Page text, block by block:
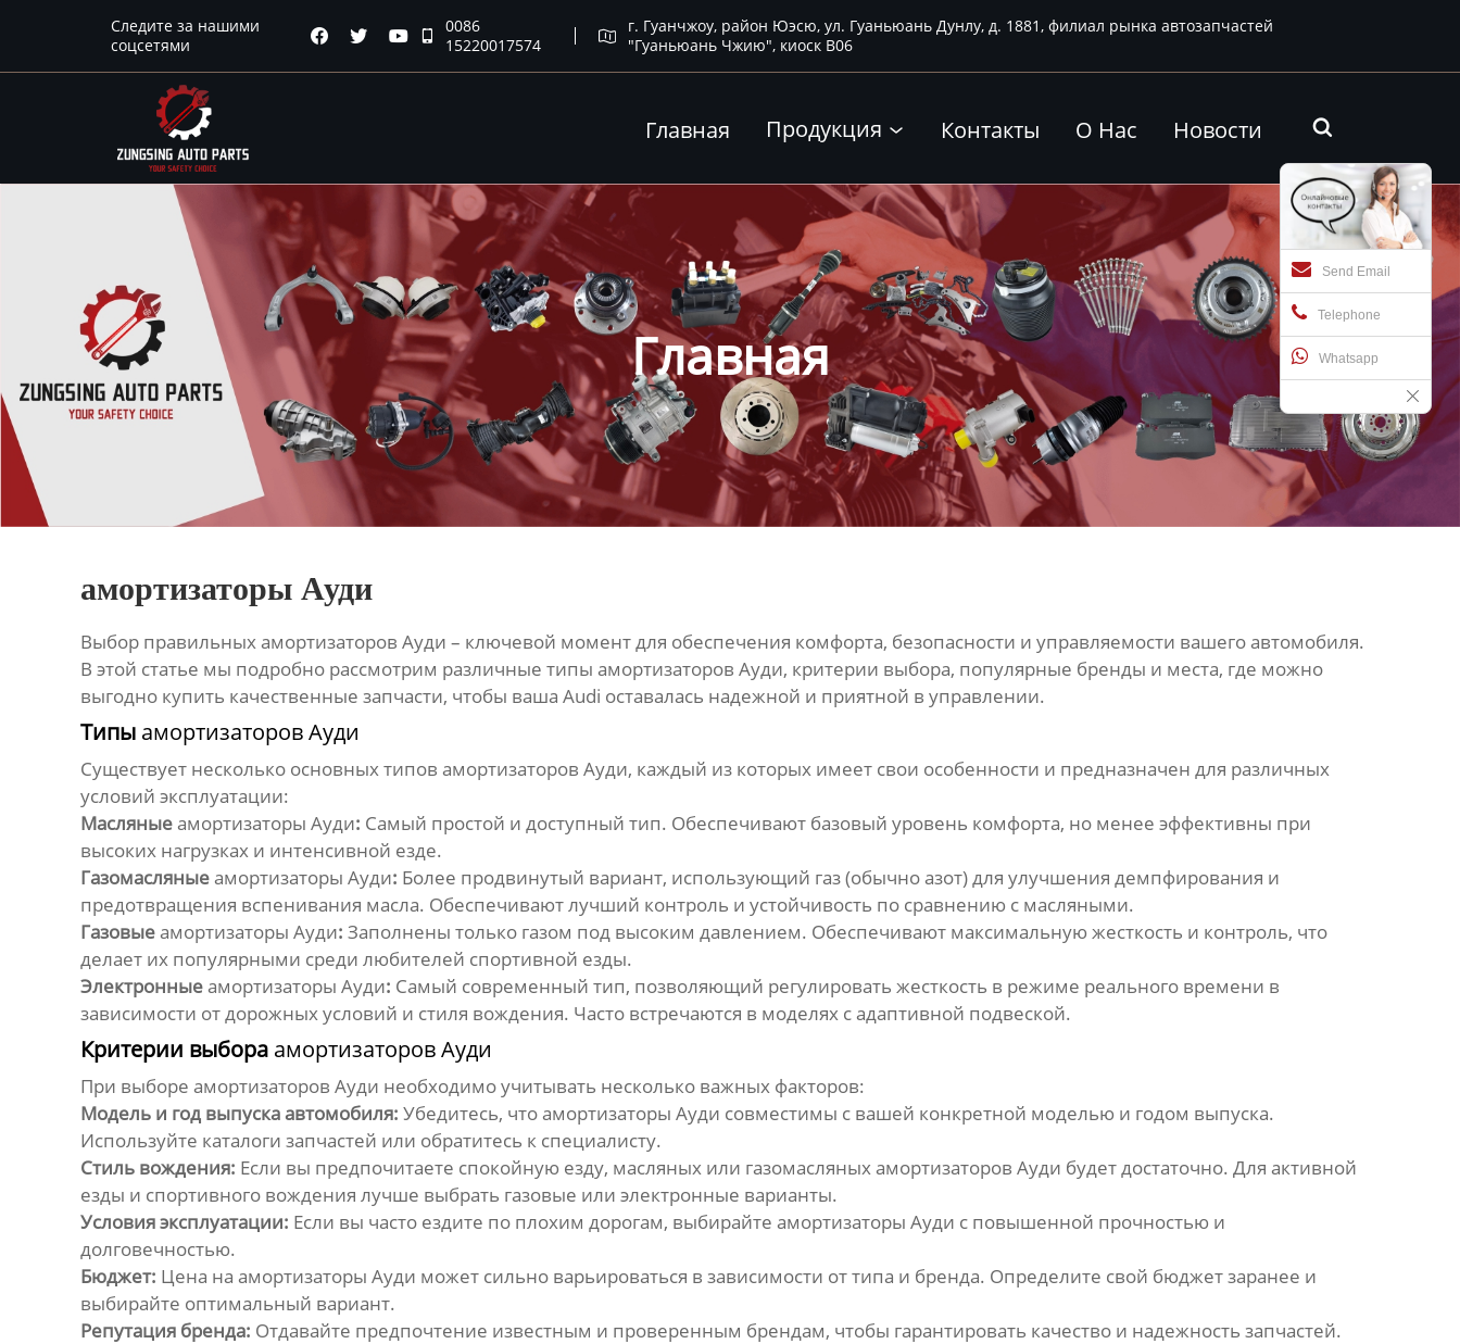
Следите за нашими
соцсетями
   
0086
15220017574

г. Гуанчжоу, район Юэсю, ул. Гуаньюань Дунлу, д. 1881, филиал рынка автозапчастей
"Гуаньюань Чжию", киоск B06
Главная Продукция  Контакты О Нас Новости 
Send Email
Telephone
Whatsapp
Главная
амортизаторы Ауди
Выбор правильныхамортизаторов Ауди – ключевой момент для обеспечения комфорта, безопасности и управляемости вашего автомобиля.
В этой статье мы подробно рассмотрим различные типы амортизаторов Ауди, критерии выбора, популярные бренды и места, где можно
выгодно купить качественные запчасти, чтобы ваша Audi оставалась надежной и приятной в управлении.
Типы амортизаторов Ауди
Существует несколько основных типов амортизаторов Ауди, каждый из которых имеет свои особенности и предназначен для различных
условий эксплуатации:
Масляныеамортизаторы Ауди: Самый простой и доступный тип. Обеспечивают базовый уровень комфорта, но менее эффективны при
высоких нагрузках и интенсивной езде.
Газомасляныеамортизаторы Ауди: Более продвинутый вариант, использующий газ (обычно азот) для улучшения демпфирования и
предотвращения вспенивания масла. Обеспечивают лучший контроль и устойчивость по сравнению с масляными.
Газовыеамортизаторы Ауди: Заполнены только газом под высоким давлением. Обеспечивают максимальную жесткость и контроль, что
делает их популярными среди любителей спортивной езды.
Электронныеамортизаторы Ауди: Самый современный тип, позволяющий регулировать жесткость в режиме реального времени в
зависимости от дорожных условий и стиля вождения. Часто встречаются в моделях с адаптивной подвеской.
Критерии выбора амортизаторов Ауди
При выборе амортизаторов Ауди необходимо учитывать несколько важных факторов:
Модель и год выпуска автомобиля: Убедитесь, чтоамортизаторы Ауди совместимы с вашей конкретной моделью и годом выпуска.
Используйте каталоги запчастей или обратитесь к специалисту.
Стиль вождения: Если вы предпочитаете спокойную езду, масляных или газомасляныхамортизаторов Ауди будет достаточно. Для активной
езды и спортивного вождения лучше выбрать газовые или электронные варианты.
Условия эксплуатации: Если вы часто ездите по плохим дорогам, выбирайте амортизаторы Ауди с повышенной прочностью и
долговечностью.
Бюджет: Цена на амортизаторы Ауди может сильно варьироваться в зависимости от типа и бренда. Определите свой бюджет заранее и
выбирайте оптимальный вариант.
Репутация бренда: Отдавайте предпочтение известным и проверенным брендам, чтобы гарантировать качество и надежность запчастей.